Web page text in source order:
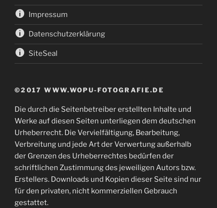
Impressum
Datenschutzerklärung
SiteSeal
©2017 WWW.WOPU-FOTOGRAFIE.DE
Die durch die Seitenbetreiber erstellten Inhalte und
Werke auf diesen Seiten unterliegen dem deutschen
Urheberrecht. Die Vervielfältigung, Bearbeitung,
Verbreitung und jede Art der Verwertung außerhalb
der Grenzen des Urheberrechtes bedürfen der
schriftlichen Zustimmung des jeweiligen Autors bzw.
Erstellers. Downloads und Kopien dieser Seite sind nur
für den privaten, nicht kommerziellen Gebrauch
gestattet.